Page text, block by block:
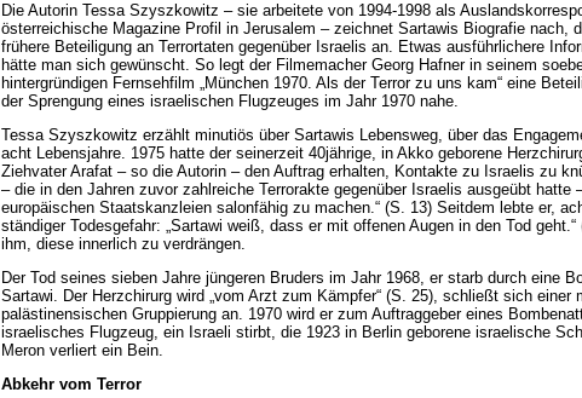
Die Autorin Tessa Szyszkowitz – sie arbeitete von 1994-1998 als
österreichische Magazine Profil in Jerusalem – zeichnet Sartawis Biografie nach,
frühere Beteiligung an Terrortaten gegenüber Israelis an. Etwas ausführlichere
hätte man sich gewünscht. So legt der Filmemacher Georg Hafner in seinem
hintergründigen Fernsehfilm „München 1970. Als der Terror zu uns kam“ eine
der Sprengung eines israelischen Flugzeuges im Jahr 1970 nahe.
Tessa Szyszkowitz erzählt minutiös über Sartawis Lebensweg, über das
acht Lebensjahre. 1975 hatte der seinerzeit 40jährige, in Akko geborene
Ziehvater Arafat – so die Autorin – den Auftrag erhalten, Kontakte zu Israelis zu
– die in den Jahren zuvor zahlreiche Terrorakte gegenüber Israelis ausgeübt hatte
europäischen Staatskanzleien salonfähig zu machen.“ (S. 13) Seitdem lebte er,
ständiger Todesgefahr: „Sartawi weiß, dass er mit offenen Augen in den Tod
ihm, diese innerlich zu verdrängen.
Der Tod seines sieben Jahre jüngeren Bruders im Jahr 1968, er starb durch eine
Sartawi. Der Herzchirurg wird „vom Arzt zum Kämpfer“ (S. 25), schließt sich einer
palästinensischen Gruppierung an. 1970 wird er zum Auftraggeber eines
israelisches Flugzeug, ein Israeli stirbt, die 1923 in Berlin geborene israelische
Meron verliert ein Bein.
Abkehr vom Terror